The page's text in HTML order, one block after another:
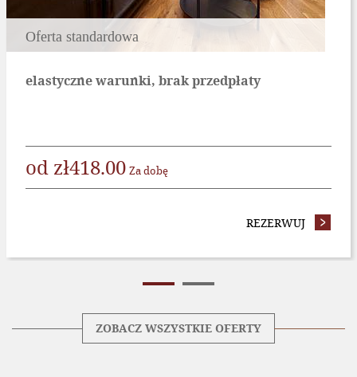
Oferta standardowa
elastyczne warunki, brak przedpłaty
od zł418.00 Za dobę
REZERWUJ -
ZOBACZ WSZYSTKIE OFERTY